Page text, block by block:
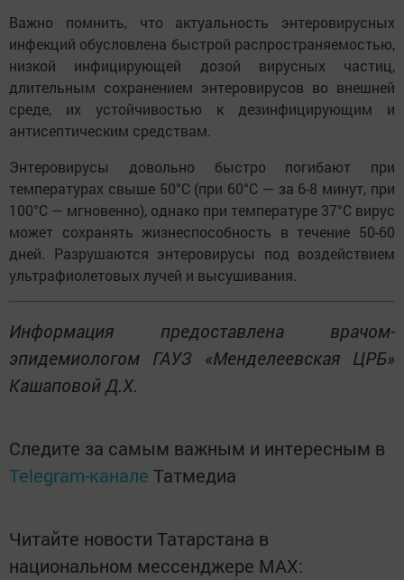
Важно помнить, что актуальность энтеровирусных
инфекций обусловлена быстрой распространяемостью,
низкой инфицирующей дозой вирусных частиц,
длительным сохранением энтеровирусов во внешней
среде, их устойчивостью к дезинфицирующим и
антисептическим средствам.
Энтеровирусы довольно быстро погибают при
температурах свыше 50°C (при 60°C — за 6-8 минут, при
100°C — мгновенно), однако при температуре 37°C вирус
может сохранять жизнеспособность в течение 50-60
дней. Разрушаются энтеровирусы под воздействием
ультрафиолетовых лучей и высушивания.
Информация предоставлена врачом-
эпидемиологом ГАУЗ «Менделеевская ЦРБ»
Кашаповой Д.Х.
Следите за самым важным и интересным в
Telegram-канале Татмедиа
Читайте новости Татарстана в
национальном мессенджере MАХ: